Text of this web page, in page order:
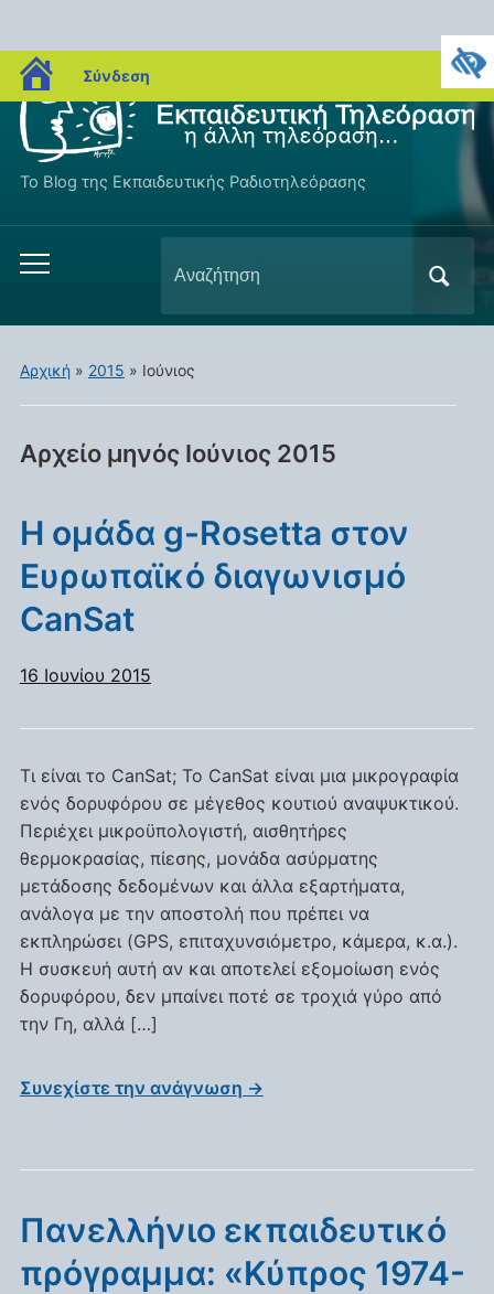
blogs.sch.gr
Σύνδεση
Το Blog της Εκπαιδευτικής Ραδιοτηλεόρασης
Εναλλαγή
μενού
για
για:
Αρχική » 2015 » Ιούνιος
Αρχείο μηνός Ιούνιος 2015
Η ομάδα g-Rosetta στον
Ευρωπαϊκό διαγωνισμό
CanSat
16 Ιουνίου 2015
Τι είναι το CanSat; Το CanSat είναι μια μικρογραφία
ενός δορυφόρου σε μέγεθος κουτιού αναψυκτικού.
Περιέχει μικροϋπολογιστή, αισθητήρες
θερμοκρασίας, πίεσης, μονάδα ασύρματης
μετάδοσης δεδομένων και άλλα εξαρτήματα,
ανάλογα με την αποστολή που πρέπει να
εκπληρώσει (GPS, επιταχυνσιόμετρο, κάμερα, κ.α.).
Η συσκευή αυτή αν και αποτελεί εξομοίωση ενός
δορυφόρου, δεν μπαίνει ποτέ σε τροχιά γύρο από
την Γη, αλλά […]
Συνεχίστε την ανάγνωση →
Πανελλήνιο εκπαιδευτικό
πρόγραμμα: «Κύπρος 1974-